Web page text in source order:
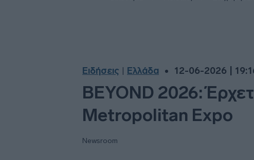
Ειδήσεις Ελλάδα 12-06-2026 |
BEYOND 2026:
Metropolitan Expo
Newsroom